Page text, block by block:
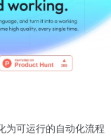
可运行的自动化流